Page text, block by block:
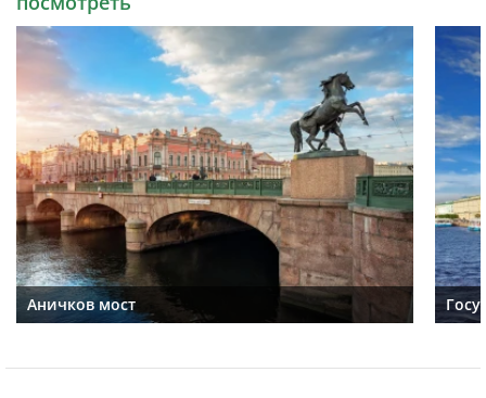
Аничков мост